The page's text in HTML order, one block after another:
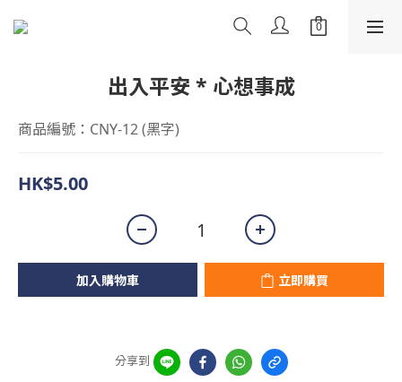
出入平安 * 心想事成
商品編號：CNY-12 (黑字)
HK$5.00
加入購物車 立即購買
分享到